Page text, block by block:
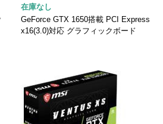
在庫なし
GeForce GTX 1650搭載 PCI Express
x16(3.0)対応 グラフィックボード